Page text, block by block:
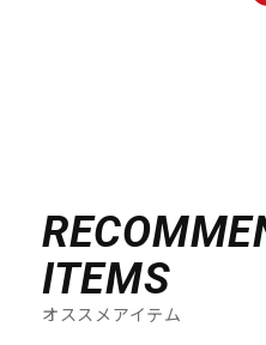
ITEMS
オススメアイテム